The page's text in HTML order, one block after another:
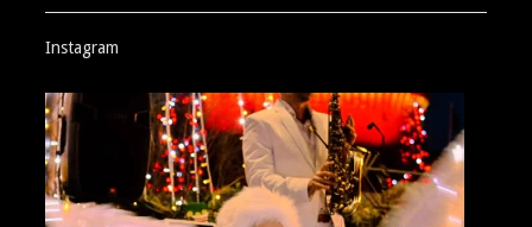
Instagram